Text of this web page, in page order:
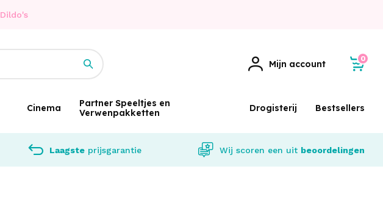
Dildo's
Mijn account 0
Cinema
Partner Speeltjes en
Verwenpakketten
Drogisterij Bestsellers
Laagste prijsgarantie Wij scoren een uit beoordelingen